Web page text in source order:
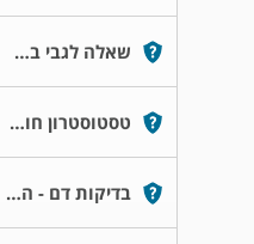
שאלה לגבי בתי בת 8 שנים
טסטוסטרון חופשי וטוטאל
בדיקות דם - הורמונים